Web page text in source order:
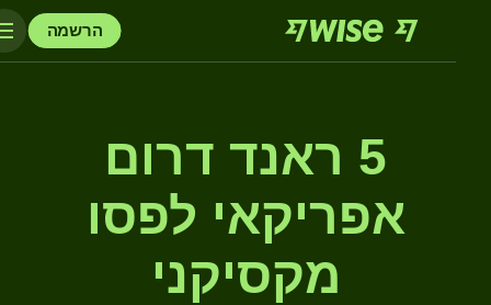
הרשמה
5 ראנד דרום
אפריקאי לפסו
מקסיקני